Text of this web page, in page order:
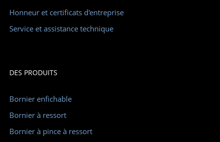
Honneur et certificats d'entreprise
Service et assistance technique
DES PRODUITS
Bornier enfichable
Bornier à ressort
Bornier à pince à ressort